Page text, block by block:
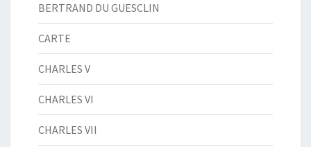
BERTRAND DU GUESCLIN
CARTE
CHARLES V
CHARLES VI
CHARLES VII